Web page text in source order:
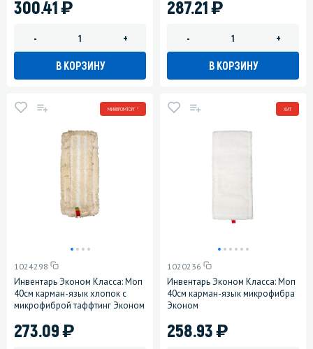
300.41)
- +
В КОРЗИНУ
287.21)
- +
В КОРЗИНУ
МИНПРОМТОРГ *
1024298
Инвентарь Эконом Класса: Моп
40см карман-язык хлопок с
микрофиброй таффтинг Эконом
273.09)
ХИТ
1020236
Инвентарь Эконом Класса: Моп
40см карман-язык микрофибра
Эконом
258.93)